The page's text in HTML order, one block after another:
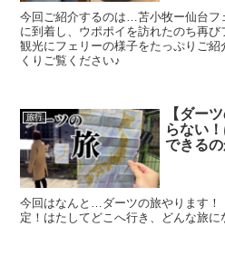
今回ご紹介するのは…苫小牧ー仙台フ
に到着し、ウポポイを訪れたのち再
観光にフェリーの様子をたっぷりご
くりご覧ください♪
旅行
【ダー
らない
できる
今回はなんと…ダーツの旅やります！
定！はたしてどこへ行き、どんな旅に